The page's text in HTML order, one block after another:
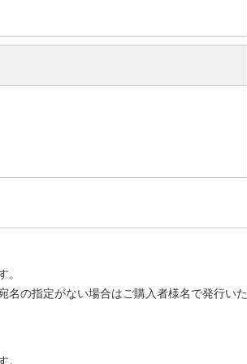
。
名の指定がない場合はご購入者様名で発行いた
。